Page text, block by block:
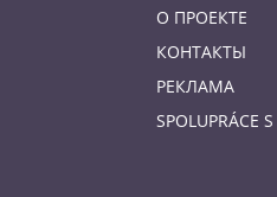
О ПРОЕКТЕ
КОНТАКТЫ
РЕКЛАМА
SPOLUPRÁCE